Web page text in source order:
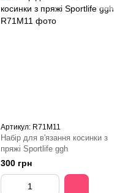
Артикул: R71M11
Набір для в'язання косинки з
пряжі Sportlife ggh
300 грн